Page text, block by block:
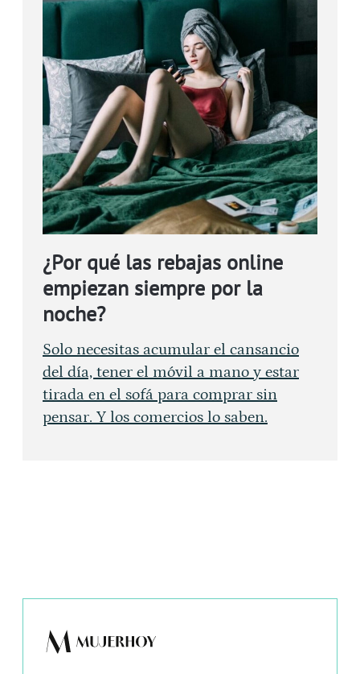
¿Por qué las rebajas online
empiezan siempre por la
noche?
Solo necesitas acumular el cansancio
del día, tener el móvil a mano y estar
tirada en el sofá para comprar sin
pensar. Y los comercios lo saben.